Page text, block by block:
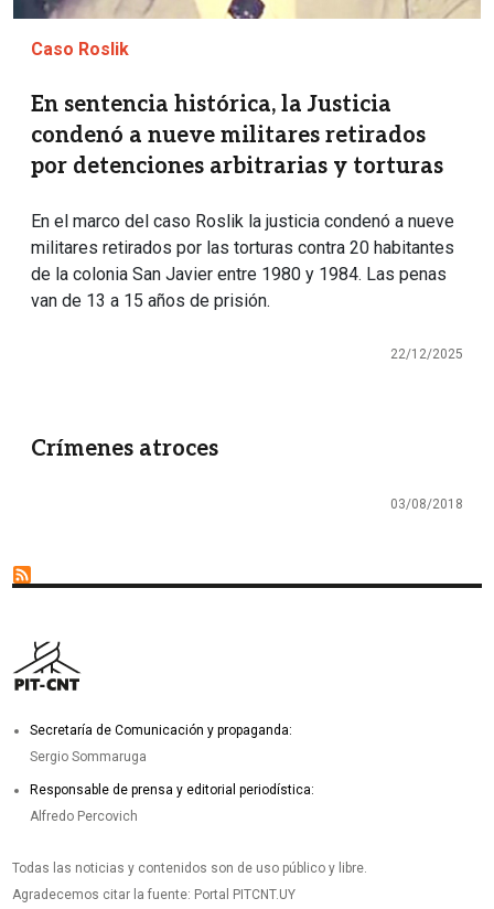
Caso Roslik
En sentencia histórica, la Justicia
condenó a nueve militares retirados
por detenciones arbitrarias y torturas
En el marco del caso Roslik la justicia condenó a nueve
militares retirados por las torturas contra 20 habitantes
de la colonia San Javier entre 1980 y 1984. Las penas
van de 13 a 15 años de prisión.
22/12/2025
Crímenes atroces
03/08/2018
Secretaría de Comunicación y propaganda:
Sergio Sommaruga
Responsable de prensa y editorial periodística:
Alfredo Percovich
Todas las noticias y contenidos son de uso público y libre.
Agradecemos citar la fuente: Portal PITCNT.UY